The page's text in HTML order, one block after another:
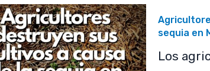
sequia en
Los